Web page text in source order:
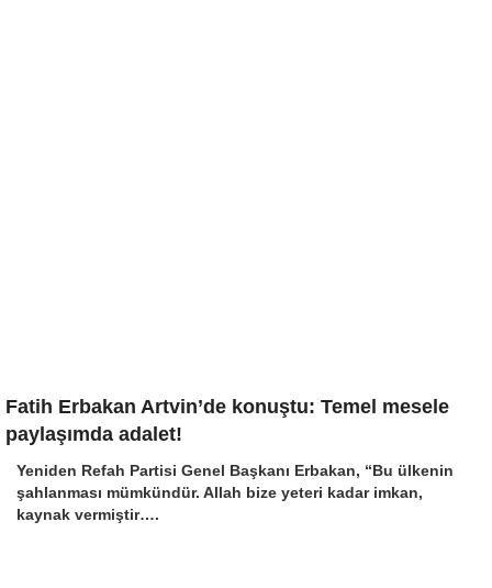
Fatih Erbakan Artvin’de konuştu: Temel mesele
paylaşımda adalet!
Yeniden Refah Partisi Genel Başkanı Erbakan, “Bu ülkenin
şahlanması mümkündür. Allah bize yeteri kadar imkan,
kaynak vermiştir….